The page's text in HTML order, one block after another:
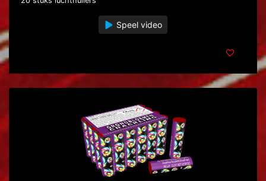
Speel video